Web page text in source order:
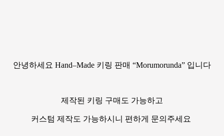
안녕하세요 Hand–Made 키링 판매 “Morumorunda” 입니다
제작된 키링 구매도 가능하고
커스텀 제작도 가능하시니 편하게 문의주세요